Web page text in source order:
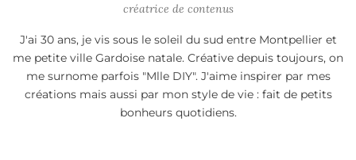
créatrice de contenus
J'ai 30 ans, je vis sous le soleil du sud entre Montpellier et
me petite ville Gardoise natale. Créative depuis toujours, on
me surnome parfois "Mlle DIY". J'aime inspirer par mes
créations mais aussi par mon style de vie : fait de petits
bonheurs quotidiens.